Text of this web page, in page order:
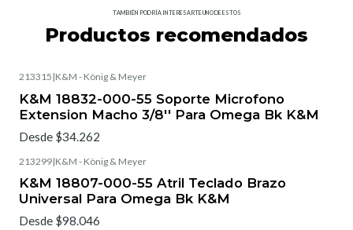
TAMBIÉN PODRÍA INTERESARTE UNO DE ESTOS
Productos recomendados
213315 |K&M - König & Meyer
K&M 18832-000-55 Soporte Microfono
Extension Macho 3/8'' Para Omega Bk K&M
Desde $34.262
213299|K&M - König & Meyer
K&M 18807-000-55 Atril Teclado Brazo
Universal Para Omega Bk K&M
Desde $98.046